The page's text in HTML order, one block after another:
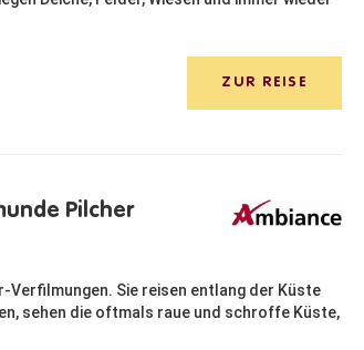
ZUR REISE
Pilcher
Verfilmungen. Sie reisen entlang der Küste
sehen die oftmals raue und schroffe Küste,